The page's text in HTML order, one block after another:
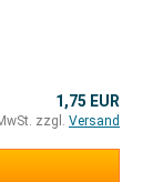
1,75 EUR
zzgl. Versand